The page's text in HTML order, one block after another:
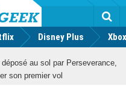
Disney Plus
déposé au sol par Perseverance,
son premier vol
Youtube